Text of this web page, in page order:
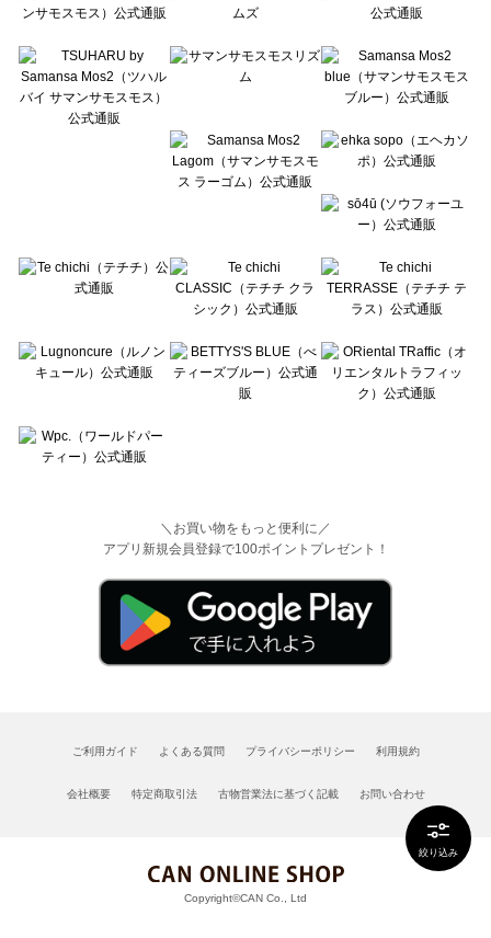
絞り込み
Te chichi CLASSIC（テチチ クラシック）のバッグ一覧
Lugnoncure（ルノンキュール）のバッグ一覧
BETTY'S BLUE（べティーズブルー）のバッグ一覧
Wpc.（ワールドパーティー）のバッグ一覧
＼お買い物をもっと便利に／
アプリ新規会員登録で100ポイントプレゼント！
ご利用ガイド よくある質問 プライバシーポリシー 利用規約
会社概要 特定商取引法 古物営業法に基づく記載 お問い合わせ
Copyright©CAN Co., Ltd